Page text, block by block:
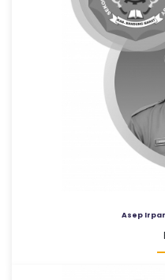
Asep